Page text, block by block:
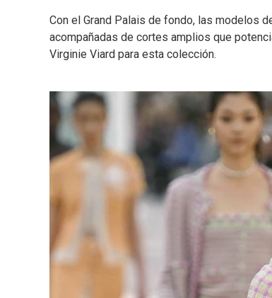
Con el Grand Palais de fondo, las modelos
acompañadas de cortes amplios que
Virginie Viard para esta colección.